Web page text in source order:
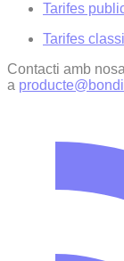
Tarifes
Tarifes
Contacti amb
a